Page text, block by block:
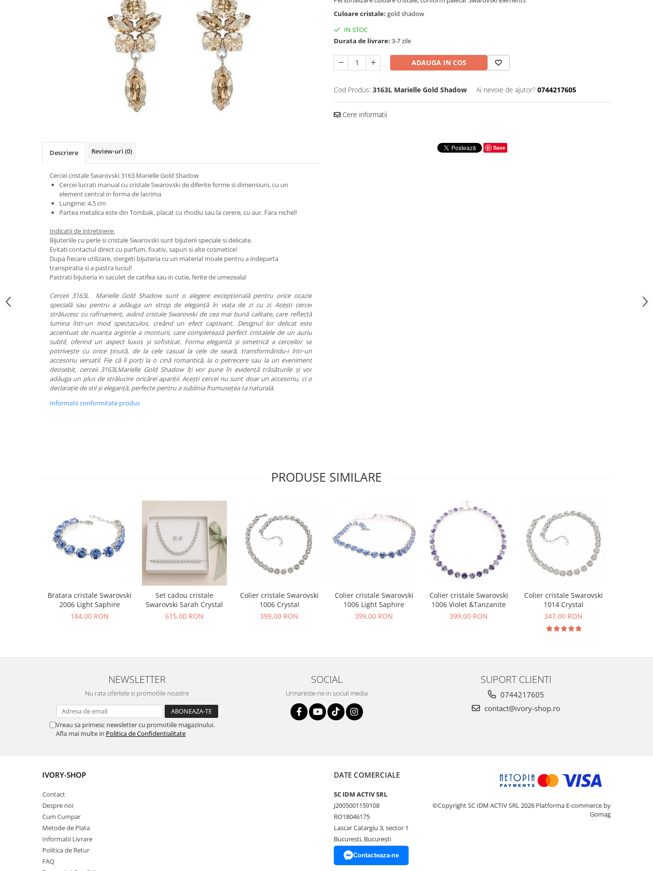
Culoare cristale: gold shadow
IN STOC
Durata de livrare: 3-7 zile
ADAUGA IN COS
Cod Produs: 3163L Marielle Gold Shadow Ai nevoie de ajutor? 0744217605
Cere informatii
Save
Descriere Review-uri (0)
Cercei cristale Swarovski 3163 Marielle Gold Shadow
Cercei lucrati manual cu cristale Swarovski de diferite forme si dimensiuni, cu un
element central in forma de lacrima
Lungime: 4,5 cm
Partea metalica este din Tombak, placat cu rhodiu sau la cerere, cu aur. Fara nichel!
Indicatii de intretinere:
Bijuteriile cu perle si cristale Swarovski sunt bijuterii speciale si delicate.
Evitati contactul direct cu parfum, fixativ, sapun si alte cosmetice!
Dupa fiecare utilizare, stergeti bijuteria cu un material moale pentru a indeparta
transpiratia si a pastra luciul!
Pastrati bijuteria in saculet de catifea sau in cutie, ferite de umezeala!
Cerceii 3163L Marielle Gold Shadow sunt o alegere excepțională pentru orice ocazie
specială sau pentru a adăuga un strop de eleganță în viața de zi cu zi. Acești cercei
strălucesc cu rafinament, având cristale Swarovski de cea mai bună calitate, care reflectă
lumina într-un mod spectaculos, creând un efect captivant. Designul lor delicat este
accentuat de nuanța argintie a monturii, care completează perfect cristalele de un auriu
subtil, oferind un aspect luxos și sofisticat. Forma elegantă și simetrică a cerceilor se
potrivește cu orice ținută, de la cele casual la cele de seară, transformându-i într-un
accesoriu versatil. Fie că îi porți la o cină romantică, la o petrecere sau la un eveniment
deosebit, cerceii 3163LMarielle Gold Shadow îți vor pune în evidență trăsăturile și vor
adăuga un plus de strălucire oricărei apariții. Acești cercei nu sunt doar un accesoriu, ci o
declarație de stil și eleganță, perfecte pentru a sublinia frumusețea ta naturală.
Informatii conformitate produs
PRODUSE SIMILARE
Bratara cristale Swarovski
2006 Light Saphire
184,00 RON
Set cadou cristale
Swarovski Sarah Crystal
615,00 RON
Colier cristale Swarovski
1006 Crystal
399,00 RON
Colier cristale Swarovski
1006 Light Saphire
399,00 RON
Colier cristale Swarovski
1006 Violet &Tanzanite
399,00 RON
Colier cristale Swarovski
1014 Crystal
347,00 RON
NEWSLETTER
Nu rata ofertele si promotiile noastre
Vreau sa primesc newsletter cu promotiile magazinului.
Afla mai multe in Politica de Confidentialitate
SOCIAL
Urmareste-ne in social media
SUPORT CLIENTI
0744217605
contact@ivory-shop.ro
IVORY-SHOP
Contact
Despre noi
Cum Cumpar
Metode de Plata
Informatii Livrare
Politica de Retur
FAQ
DATE COMERCIALE
SC IDM ACTIV SRL
J2005001159108
RO18046175
Lascar Catargiu 3, sector 1
Bucuresti, Bucureşti
Contacteaza-ne
©Copyright SC IDM ACTIV SRL 2026 Platforma E-commerce by
Gomag